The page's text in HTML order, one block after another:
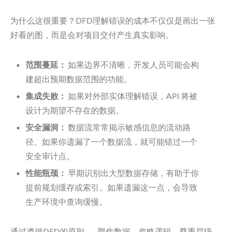
为什么这很重要？DFD理解错误的成本不仅仅是画出一张
好看的图，而是会对项目交付产生真实影响。
范围蔓延： 如果边界不清晰，开发人员可能会构
建超出预期数据范围的功能。
集成失败： 如果对外部实体理解错误，API 将被
设计为期望不存在的数据。
安全漏洞： 数据流常常揭示敏感信息的流动路
径。如果你遗漏了一个数据流，就可能错过一个
安全审计点。
性能瓶颈： 早期识别出大型数据存储，有助于你
提前规划缓存或索引。如果遗漏这一点，会导致
生产环境中查询缓慢。